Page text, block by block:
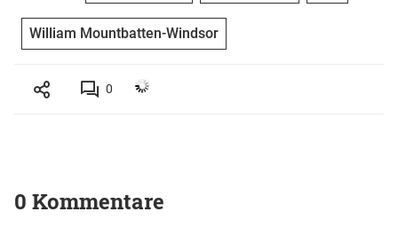
William Mountbatten-Windsor
0
0 Kommentare